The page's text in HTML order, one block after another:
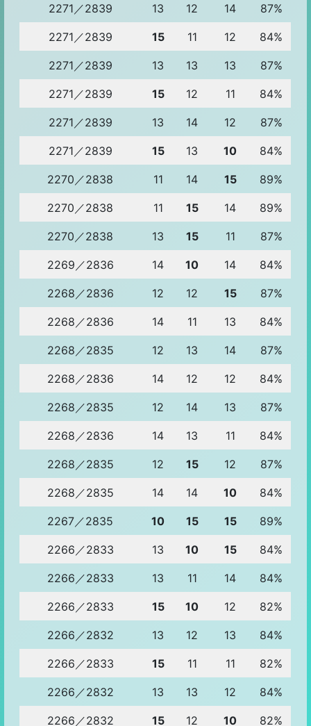
2271／2839 13 12 14 87%
2271／2839 15 11 12 84%
2271／2839 13 13 13 87%
2271／2839 15 12 11 84%
2271／2839 13 14 12 87%
2271／2839 15 13 10 84%
2270／2838 11 14 15 89%
2270／2838 11 15 14 89%
2270／2838 13 15 11 87%
2269／2836 14 10 14 84%
2268／2836 12 12 15 87%
2268／2836 14 11 13 84%
2268／2835 12 13 14 87%
2268／2836 14 12 12 84%
2268／2835 12 14 13 87%
2268／2836 14 13 11 84%
2268／2835 12 15 12 87%
2268／2835 14 14 10 84%
2267／2835 10 15 15 89%
2266／2833 13 10 15 84%
2266／2833 13 11 14 84%
2266／2833 15 10 12 82%
2266／2832 13 12 13 84%
2266／2833 15 11 11 82%
2266／2832 13 13 12 84%
2266／2832 15 12 10 82%